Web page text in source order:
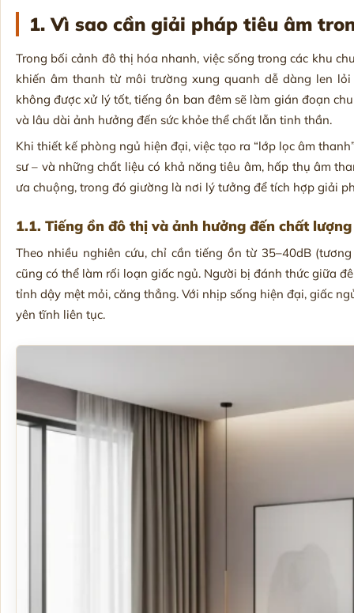
1. Vì sao cần giải pháp tiêu âm
Trong bối cảnh đô thị hóa nhanh, việc sống trong các khu
khiến âm thanh từ môi trường xung quanh dễ dàng len
không được xử lý tốt, tiếng ồn ban đêm sẽ làm gián đoạn
và lâu dài ảnh hưởng đến sức khỏe thể chất lẫn tinh thần.
Khi thiết kế phòng ngủ hiện đại, việc tạo ra “lớp lọc âm
sư – và những chất liệu có khả năng tiêu âm, hấp thụ âm
ưa chuộng, trong đó giường là nơi lý tưởng để tích hợp giải
1.1. Tiếng ồn đô thị và ảnh hưởng đến chất
Theo nhiều nghiên cứu, chỉ cần tiếng ồn từ 35–40dB
cũng có thể làm rối loạn giấc ngủ. Người bị đánh thức giữa
tỉnh dậy mệt mỏi, căng thẳng. Với nhịp sống hiện đại, giấc
yên tĩnh liên tục.